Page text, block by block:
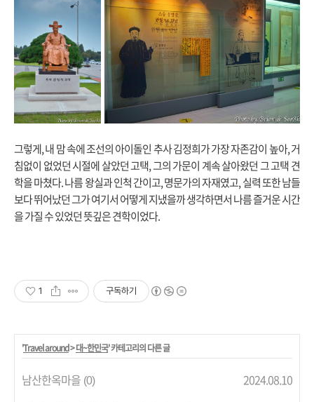
그렇게, 내 맘 속에 조선의 아이돌인 추사 김정희가 가장 자존감이 높아, 거
침없이 없었던 시절에 살았던 고택, 그의 가문이 계속 살아왔던 그 고택 견
학을 마쳤다. 나름 왕실과 인척 간이고, 명문가의 자재였고, 실력 또한 남들
보다 뛰어났던 그가 여기서 어떻게 지냈을까 생각하면서 나름 즐거운 시간
을 가질 수 있었던 뜻깊은 견학이었다.
1 구독하기
'Travel around>대~한민국' 카테고리의 다른 글
남산한옥마을 (0)
2024.08.10